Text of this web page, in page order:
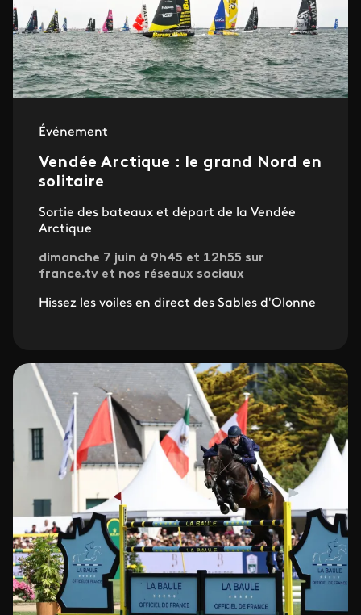
Événement
Vendée Arctique : le grand Nord en
solitaire
Sortie des bateaux et départ de la Vendée
Arctique
dimanche 7 juin à 9h45 et 12h55 sur
france.tv et nos réseaux sociaux
Hissez les voiles en direct des Sables d'Olonne